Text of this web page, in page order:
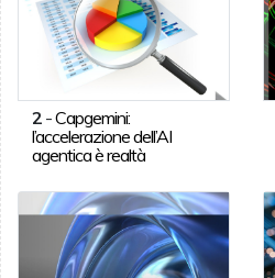
2-Capgemini:
l’accelerazione dell’AI
agentica è realtà